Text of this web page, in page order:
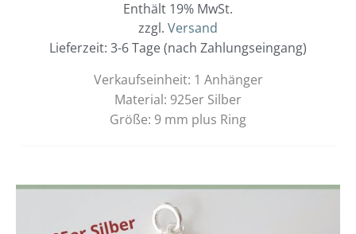
Enthält 19% MwSt.
zzgl. Versand
Lieferzeit: 3-6 Tage (nach Zahlungseingang)
Verkaufseinheit: 1 Anhänger
Material: 925er Silber
Größe: 9 mm plus Ring